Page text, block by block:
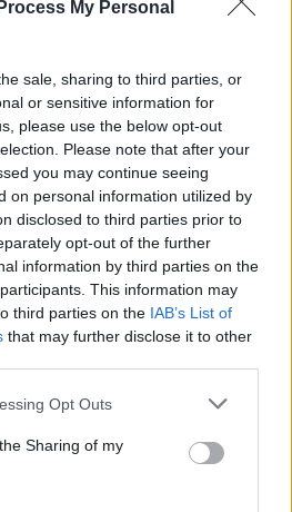
My Personal
sale, sharing to third parties, or
or sensitive information for
please use the below opt-out
Please note that after your
you may continue seeing
on personal information utilized by
disclosed to third parties prior to
opt-out of the further
information by third parties on the
This information may
third parties on the IAB’s List of
that may further disclose it to other
Opt Outs
Sharing of my
Radio.gr στοGoogle News
νέα , μπείτε στην
ροή
Radio.gr και στο Instagram
ΔΙΑΦΗΜΙΣΗ